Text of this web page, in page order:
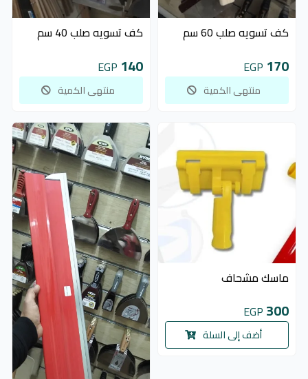
غير متوفر كف تسويه صلب 60 سم
170
EGP
منتهى الكمية
غير متوفر كف تسويه صلب 40 سم
140
EGP
منتهى الكمية
ماسك مشحاف
300
EGP
أضف إلى السلة